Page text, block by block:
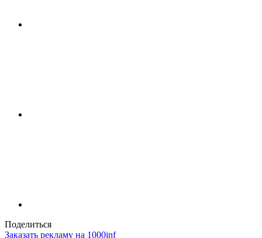
Поделиться
Заказать рекламу на 1000inf